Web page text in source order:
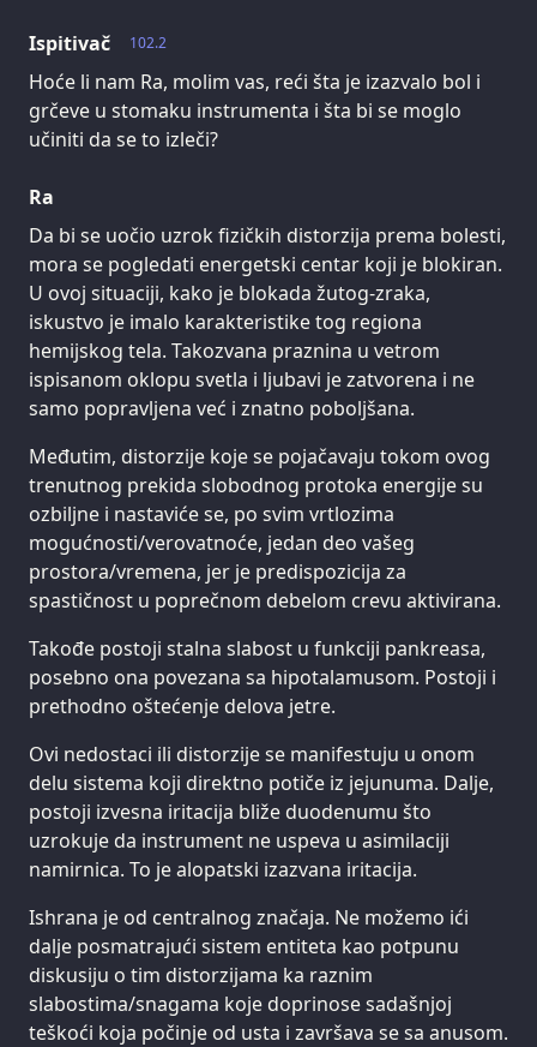
102.2
Ispitivač
Hoće li nam Ra, molim vas, reći šta je izazvalo bol i
grčeve u stomaku instrumenta i šta bi se moglo
učiniti da se to izleči?
Ra
Da bi se uočio uzrok fizičkih distorzija prema bolesti,
mora se pogledati energetski centar koji je blokiran.
U ovoj situaciji, kako je blokada žutog-zraka,
iskustvo je imalo karakteristike tog regiona
hemijskog tela. Takozvana praznina u vetrom
ispisanom oklopu svetla i ljubavi je zatvorena i ne
samo popravljena već i znatno poboljšana.
Međutim, distorzije koje se pojačavaju tokom ovog
trenutnog prekida slobodnog protoka energije su
ozbiljne i nastaviće se, po svim vrtlozima
mogućnosti/verovatnoće, jedan deo vašeg
prostora/vremena, jer je predispozicija za
spastičnost u poprečnom debelom crevu aktivirana.
Takođe postoji stalna slabost u funkciji pankreasa,
posebno ona povezana sa hipotalamusom. Postoji i
prethodno oštećenje delova jetre.
Ovi nedostaci ili distorzije se manifestuju u onom
delu sistema koji direktno potiče iz jejunuma. Dalje,
postoji izvesna iritacija bliže duodenumu što
uzrokuje da instrument ne uspeva u asimilaciji
namirnica. To je alopatski izazvana iritacija.
Ishrana je od centralnog značaja. Ne možemo ići
dalje posmatrajući sistem entiteta kao potpunu
diskusiju o tim distorzijama ka raznim
slabostima/snagama koje doprinose sadašnjoj
teškoći koja počinje od usta i završava se sa anusom.